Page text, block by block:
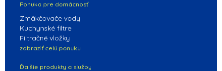
Ponuka pre domácnosť
Zmäkčovače vody
Kuchynské filtre
Filtračné vložky
zobraziť celú ponuku
Ďalšie produkty a služby